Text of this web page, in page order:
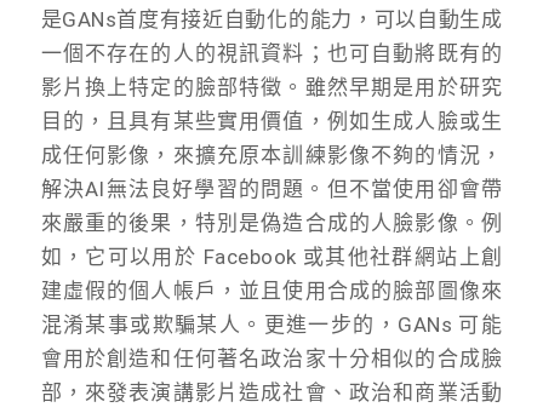
是GANs首度有接近自動化的能力，可以自動生成
一個不存在的人的視訊資料；也可自動將既有的
影片換上特定的臉部特徵。雖然早期是用於研究
目的，且具有某些實用價值，例如生成人臉或生
成任何影像，來擴充原本訓練影像不夠的情況，
解決AI無法良好學習的問題。但不當使用卻會帶
來嚴重的後果，特別是偽造合成的人臉影像。例
如，它可以用於 Facebook 或其他社群網站上創
建虛假的個人帳戶，並且使用合成的臉部圖像來
混淆某事或欺騙某人。更進一步的，GANs 可能
會用於創造和任何著名政治家十分相似的合成臉
部，來發表演講影片造成社會、政治和商業活動